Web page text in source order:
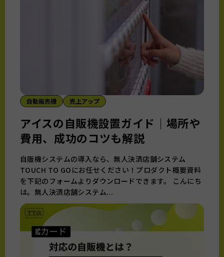
自動販売機 売上アップ
アイスの自販機設置ガイド｜場所や
費用、成功のコツも解説
自販機システムの導入なら、無人決済店舗システム
TOUCH TO GOにお任せください！プロダクト概要資料
を下記のフォームよりダウンロードできます。 こんにち
は。無人決済店舗システム...